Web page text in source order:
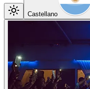
Castellano